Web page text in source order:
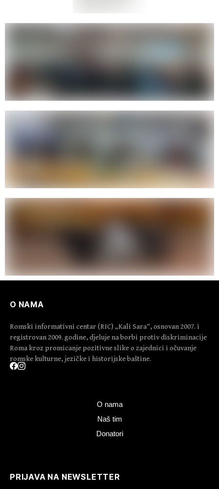
O NAMA
Romski informativni centar (RIC) „Kali Sara“, osnovan 2007. i
registrovan 2009. godine, djeluje na borbi protiv diskriminacije
Roma kroz promicanje pozitivne slike o zajednici i očuvanje
romske kulturne, jezičke i historijske baštine.
O nama
Naš tim
Donatori
PRIJAVA NA NEWSLETTER